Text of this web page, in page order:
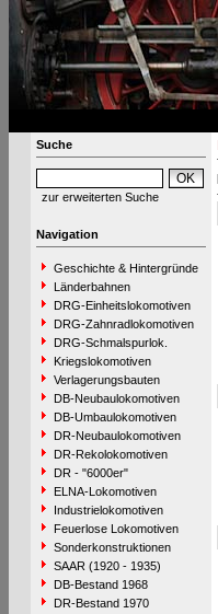
Suche
zur erweiterten Suche
Navigation
Geschichte & Hintergründe
Länderbahnen
DRG-Einheitslokomotiven
DRG-Zahnradlokomotiven
DRG-Schmalspurlok.
Kriegslokomotiven
Verlagerungsbauten
DB-Neubaulokomotiven
DB-Umbaulokomotiven
DR-Neubaulokomotiven
DR-Rekolokomotiven
DR - "6000er"
ELNA-Lokomotiven
Industrielokomotiven
Feuerlose Lokomotiven
Sonderkonstruktionen
SAAR (1920 - 1935)
DB-Bestand 1968
DR-Bestand 1970